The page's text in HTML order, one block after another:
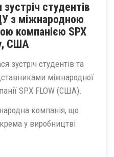
студентів
з міжнародною
компанією SPX
США
зустріч студентів та
міжнародної
SPX FLOW (США).
компанія, що
у виробництві